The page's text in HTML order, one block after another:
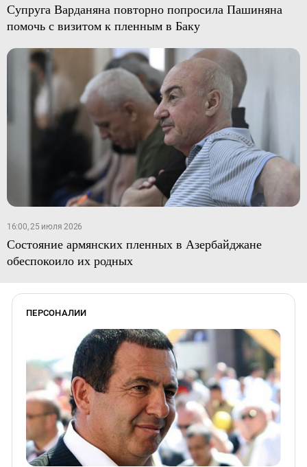
Супруга Варданяна повторно попросила Пашиняна
помочь с визитом к пленным в Баку
16:00, 25 июля 2026
Состояние армянских пленных в Азербайджане
обеспокоило их родных
ПЕРСОНАЛИИ